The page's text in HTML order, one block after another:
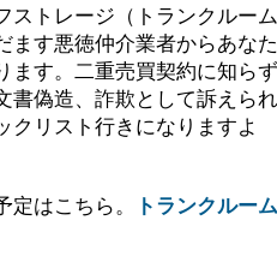
ストレージ（トランクルー
ます悪徳仲介業者からあな
ます。二重売買契約に知ら
書偽造、詐欺として訴えら
クリスト行きになりますよ
定はこちら。
トランクルー